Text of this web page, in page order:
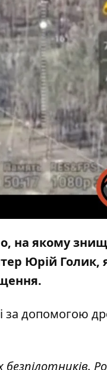
на якому
Юрій Голик,
за допомогою
безпілотників.